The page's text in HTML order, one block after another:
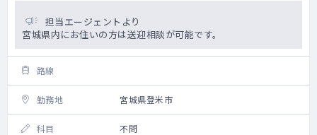
担当エージェントより
宮城県内にお住いの方は送迎相談が可能です。
路線
勤務地 宮城県登米市
科目 不問